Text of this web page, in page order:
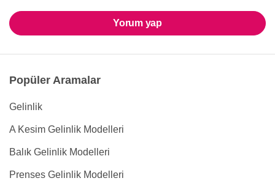
Yorum yap
Popüler Aramalar
Gelinlik
A Kesim Gelinlik Modelleri
Balık Gelinlik Modelleri
Prenses Gelinlik Modelleri